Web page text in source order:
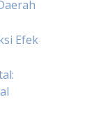
Efek